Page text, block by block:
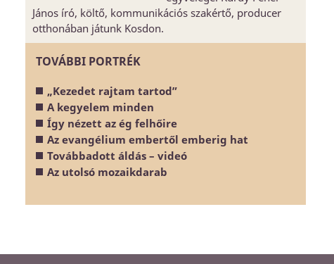
János író, költő, kommunikációs szakértő, producer
otthonában játunk Kosdon.
TOVÁBBI PORTRÉK
„Kezedet rajtam tartod”
A kegyelem minden
Így nézett az ég felhőire
Az evangélium embertől emberig hat
Továbbadott áldás – videó
Az utolsó mozaikdarab